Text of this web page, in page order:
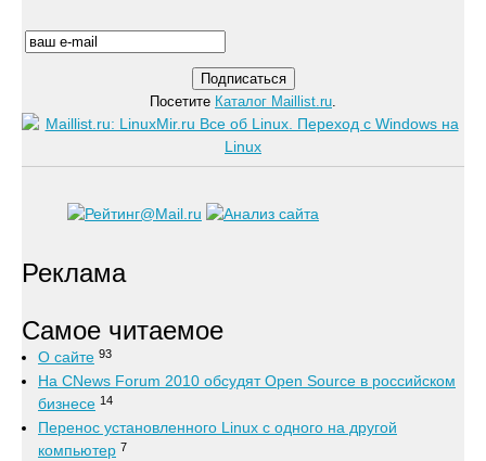
Посетите Каталог Maillist.ru.
Реклама
Самое читаемое
О сайте 93
На CNews Forum 2010 обсудят Open Source в российском
бизнесе 14
Перенос установленного Linux с одного на другой
компьютер 7